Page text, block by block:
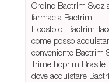
Ordine Bactrim
farmacia Bactrim
Il costo di Bactrim
come posso
conveniente Bactrim
Trimethoprim Brasile
dove acquistare